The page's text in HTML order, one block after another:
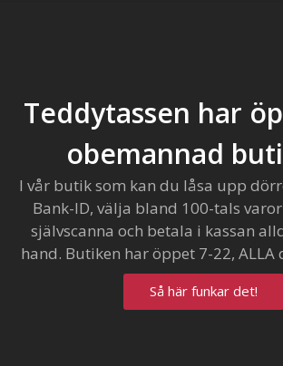
Teddytassen har
obemannad
I vår butik som kan du låsa upp
Bank-ID, välja bland 100-tals
självscanna och betala i kassan
hand. Butiken har öppet 7-22, ALLA
Så här funkar det!